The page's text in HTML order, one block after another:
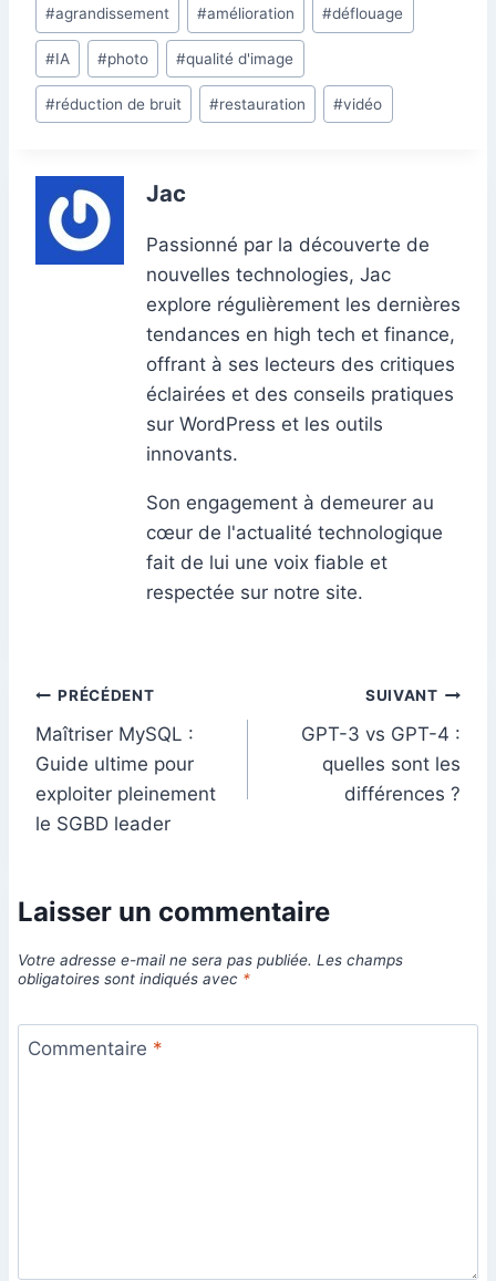
b
o
o
k
dI
n
A
p
p
st t
e
g
er
a
bl
r
g
er
de
la
publication :
#agrandissement #amélioration #déflouage
#IA #photo #qualité d'image
#réduction de bruit #restauration #vidéo
Jac
Passionné par la découverte de
nouvelles technologies, Jac
explore régulièrement les dernières
tendances en high tech et finance,
offrant à ses lecteurs des critiques
éclairées et des conseils pratiques
sur WordPress et les outils
innovants.
Son engagement à demeurer au
cœur de l'actualité technologique
fait de lui une voix fiable et
respectée sur notre site.
Navigation
de
l’article
PRÉCÉDENT
Maîtriser MySQL :
Guide ultime pour
exploiter pleinement
le SGBD leader
SUIVANT
GPT-3 vs GPT-4 :
quelles sont les
différences ?
Laisser un commentaire
Votre adresse e-mail ne sera pas publiée. Les champs
obligatoires sont indiqués avec *
Commentaire *